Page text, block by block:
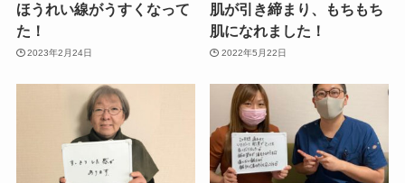
ほうれい線がうすくなって
た！
2023年2月24日
肌が引き締まり、もちもち
肌になれました！
2022年5月22日